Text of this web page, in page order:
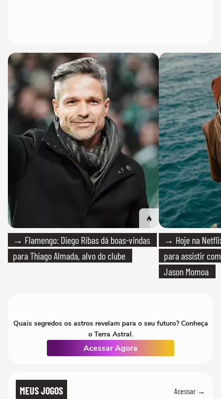
→ Flamengo: Diego Ribas dá boas-vindas
para Thiago Almada, alvo do clube
→ Hoje na
para assistir
Jason Momoa
Quais segredos os astros revelam para o seu futuro? Conheça
o Terra Astral.
Acessar Agora
MEUS JOGOS Acessar →